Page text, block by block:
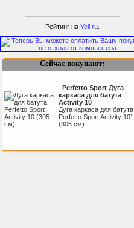
SportLife
Как заставить женщину
заниматся спортом?
Рейтинг на Yell.ru
Сейчас покупают:
Perfetto Sport Дуга
каркаса для батута
Activity 10
Дуга каркаса для батута
Perfetto Sport Activity 10’
(305 см)